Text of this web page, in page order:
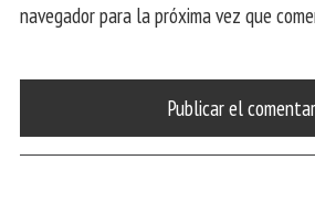
navegador para la próxima vez que